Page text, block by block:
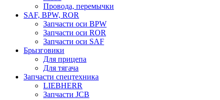
Провода, перемычки
SAF, BPW, ROR
Запчасти оси BPW
Запчасти оси ROR
Запчасти оси SAF
Брызговики
Для прицепа
Для тягача
Запчасти спецтехника
LIEBHERR
Запчасти JCB